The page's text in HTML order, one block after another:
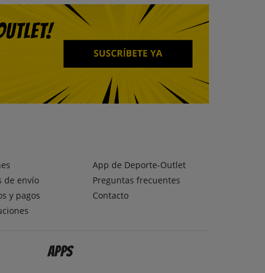
de envío
y pagos
App de Deporte-Outlet
Preguntas frecuentes
Contacto
Apps